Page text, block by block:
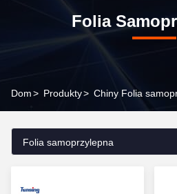
Folia
Dom> Produkty> Chiny Folia
Folia samoprzylepna